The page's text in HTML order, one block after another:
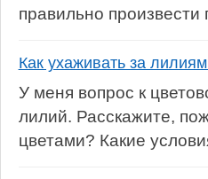
правильно произвести
Как ухаживать за
У меня вопрос к
лилий. Расскажите,
цветами? Какие